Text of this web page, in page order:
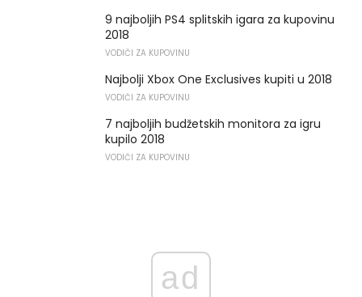
9 najboljih PS4 splitskih igara za kupovinu
2018
VODIČI ZA KUPOVINU
Najbolji Xbox One Exclusives kupiti u 2018
VODIČI ZA KUPOVINU
7 najboljih budžetskih monitora za igru ​​
kupilo 2018
VODIČI ZA KUPOVINU
ad